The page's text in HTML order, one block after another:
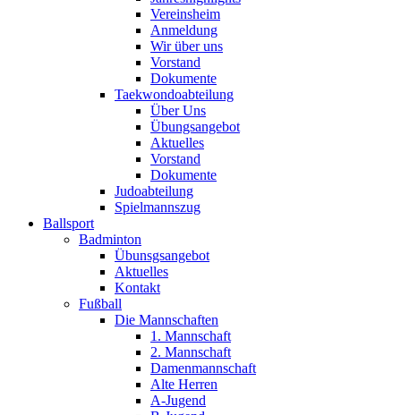
Vereinsheim
Anmeldung
Wir über uns
Vorstand
Dokumente
Taekwondoabteilung
Über Uns
Übungsangebot
Aktuelles
Vorstand
Dokumente
Judoabteilung
Spielmannszug
Ballsport
Badminton
Übunsgsangebot
Aktuelles
Kontakt
Fußball
Die Mannschaften
1. Mannschaft
2. Mannschaft
Damenmannschaft
Alte Herren
A-Jugend